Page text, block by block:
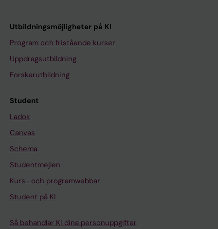
Utbildningsmöjligheter på KI
Program och fristående kurser
Uppdragsutbildning
Forskarutbildning
Student
Ladok
Canvas
Schema
Studentmejlen
Kurs- och programwebbar
Student på KI
Så behandlar KI dina personuppgifter